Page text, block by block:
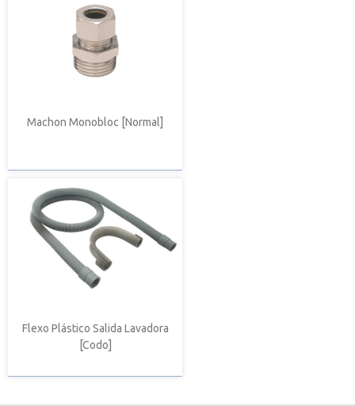
Machon Monobloc [Normal]
Flexo Plástico Salida Lavadora
[Codo]